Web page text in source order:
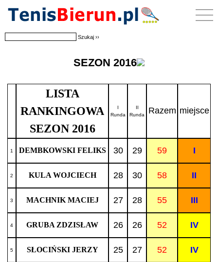
SEZON 2016
LISTA
RANKINGOWA
SEZON 2016
I
Runda
II
Runda
Razem miejsce
1 DEMBKOWSKI FELIKS 30 29 59 I
2 KULA WOJCIECH 28 30 58 II
3 MACHNIK MACIEJ 27 28 55 III
4 GRUBA ZDZISŁAW 26 26 52 IV
5 SŁOCIŃSKI JERZY 25 27 52 IV